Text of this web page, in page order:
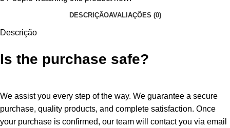
DESCRIÇÃOAVALIAÇÕES (0)
Descrição
Is the purchase safe?
We assist you every step of the way. We guarantee a secure
purchase, quality products, and complete satisfaction. Once
your purchase is confirmed, our team will contact you via email